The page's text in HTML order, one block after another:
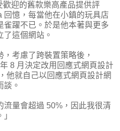
歡迎的舊款樂高產品提供評
憶，每當他在小鎮的玩具店
躍不已。於是他本著與更多
了這個網站。
考慮了跨裝置策略後，
8 月決定改用回應式網頁設計
他就自己以回應式網頁設計網
談。
流量會超過 50%，因此我很清